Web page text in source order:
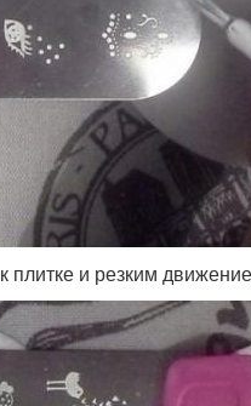
и резким